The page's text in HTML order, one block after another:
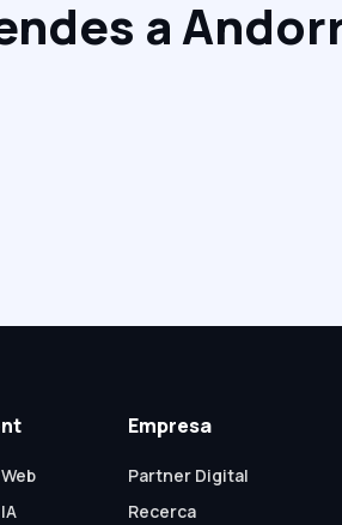
a
Empresa
Partner Digital
Recerca